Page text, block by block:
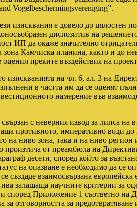
Vogelbeschermingsvereniging”.
изисквания е довело до цялостен
диспозитив на
ИП да окаже значително
зона Камчиска планина, както и до
преките въздействия на
изискванията на чл. 6, ал. 3 на
в частта им да се оценят
намерение във
с неверния извод за липса на
противното, императивно води
на ниво зона, така и на ниво
произтича от преамбюла на
десети, според който за
на опазване е необходимо да се
създаде взаимосвързана
залашаща научните критерии за
според Приложение 1 съответно на
за отговорността за